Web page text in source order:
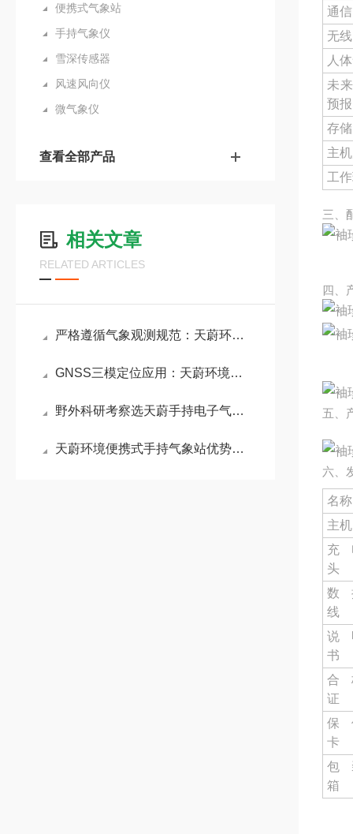
便携式气象站
手持气象仪
雪深传感器
风速风向仪
微气象仪
查看全部产品
相关文章
RELATED ARTICLES
严格遵循气象观测规范：天蔚环境电子气象仪以无机械磨损设计保障数据稳定
GNSS三模定位应用：天蔚环境手持气象仪实现气象数据与地理位置精准绑定
野外科研考察选天蔚手持电子气象仪 ：轻量化长续航满足移动气象观测需求
天蔚环境便携式手持气象站优势：具备数据存储功能，可记录多组测量信息
通信
无
人
未
预报
存储
主
工
三、
四、
五、
六、
名称
主机
充
头
数
线
说
书
合
证
保
卡
包
箱